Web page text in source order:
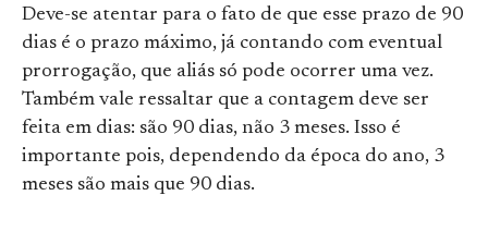
Deve-se atentar para o fato de que esse prazo de 90
dias é o prazo máximo, já contando com eventual
prorrogação, que aliás só pode ocorrer uma vez.
Também vale ressaltar que a contagem deve ser
feita em dias: são 90 dias, não 3 meses. Isso é
importante pois, dependendo da época do ano, 3
meses são mais que 90 dias.